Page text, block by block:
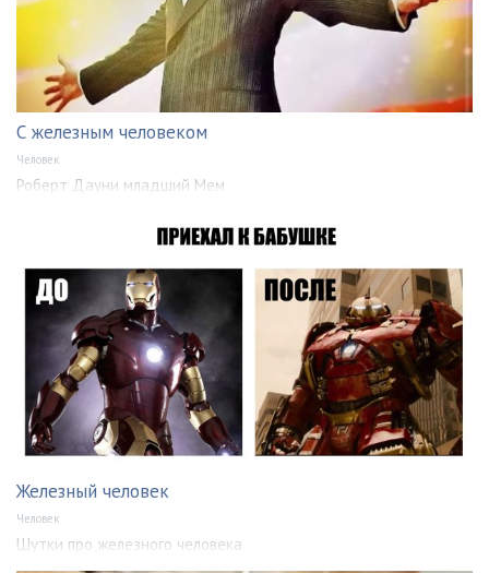
С железным человеком
Человек
Роберт Дауни младший Мем
Железный человек
Человек
Шутки про железного человека